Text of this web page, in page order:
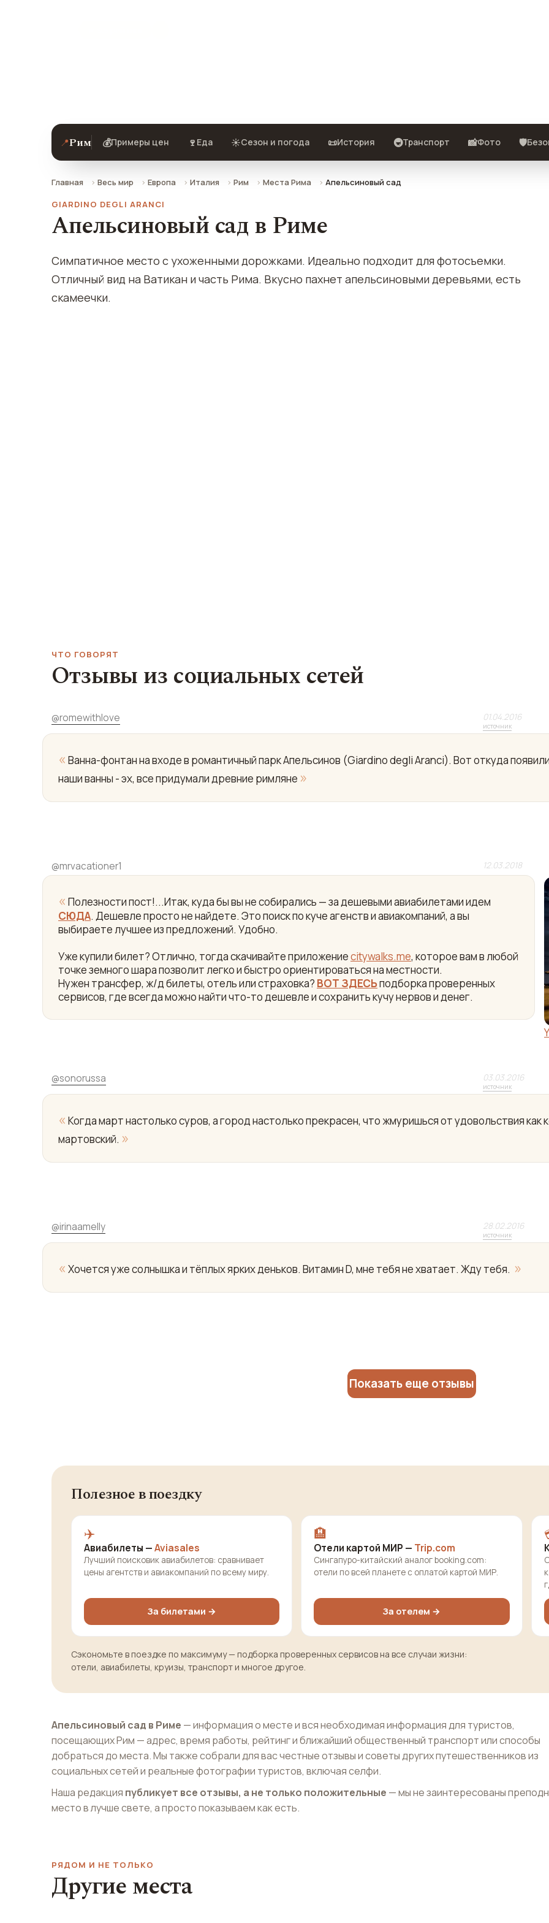
📍Рим 💰Примеры цен 🍷 Еда ☀️Сезон и погода 📜История 🚇Транспорт 📸Фото 🛡️
Главная Весь мир Европа Италия Рим Места Рима
Апельсиновый сад
GIARDINO DEGLI ARANCI
Апельсиновый сад в Риме
Симпатичное место с ухоженными дорожками. Идеально подходит для фотосъемки.
Отличный вид на Ватикан и часть Рима. Вкусно пахнет апельсиновыми деревьями, есть
скамеечки.
ЧТО ГОВОРЯТ
Отзывы из социальных сетей
@romewithlove 01.04.2016
источник
« Ванна-фонтан на входе в романтичный парк Апельсинов (Giardino degli Aranci). Вот откуда
наши ванны - эх, все придумали древние римляне »
@mrvacationer1 12.03.2018
« Полезности пост!...Итак, куда бы вы не собирались — за дешевыми авиабилетами идем
СЮДА. Дешевле просто не найдете. Это поиск по куче агенств и авиакомпаний, а вы
выбираете лучшее из предложений. Удобно.
Уже купили билет? Отлично, тогда скачивайте приложениеcitywalks.me, которое вам в любой
точке земного шара позволит легко и быстро ориентироваться на местности.
Нужен трансфер, ж/д билеты, отель или страховка? ВОТ ЗДЕСЬподборка проверенных
сервисов, где всегда можно найти что-то дешевле и сохранить кучу нервов и денег.
@sonorussa 03.03.2016
источник
« Когда март настолько суров, а город настолько прекрасен, что жмуришься от удовольствия как
мартовский. »
@irinaamelly 28.02.2016
источник
« Хочется уже солнышка и тёплых ярких деньков. Витамин D, мне тебя не хватает. Жду тебя. »
Показать еще отзывы
Полезное в поездку
✈️
Авиабилеты —Aviasales
Лучший поисковик авиабилетов: сравнивает
цены агентств и авиакомпаний по всему миру.
За билетами →
🏨
Отели картой МИР — Trip.com
Сингапуро-китайский аналог booking.com:
отели по всей планете с оплатой картой МИР.
За отелем →
Сэкономьте в поездке по максимуму — подборка проверенных сервисов на все случаи жизни:
отели, авиабилеты, круизы, транспорт и многое другое.
Апельсиновый сад в Риме — информация о месте и вся необходимая информация для туристов,
посещающих Рим — адрес, время работы, рейтинг и ближайший общественный транспорт или способы
добраться до места. Мы также собрали для вас честные отзывы и советы других путешественников из
социальных сетей и реальные фотографии туристов, включая селфи.
Наша редакция публикует все отзывы, а не только положительные — мы не заинтересованы
место в лучше свете, а просто показываем как есть.
РЯДОМ И НЕ ТОЛЬКО
Другие места
Палаццо Альтемпс